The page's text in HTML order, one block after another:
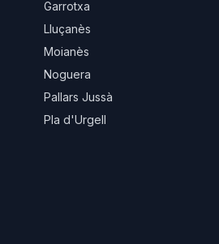
Garrotxa
Lluçanès
Moianès
Noguera
Pallars Jussà
Pla d'Urgell